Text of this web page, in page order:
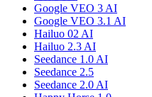
Google VEO 3 AI
Google VEO 3.1 AI
Hailuo 02 AI
Hailuo 2.3 AI
Seedance 1.0 AI
Seedance 2.5
Seedance 2.0 AI